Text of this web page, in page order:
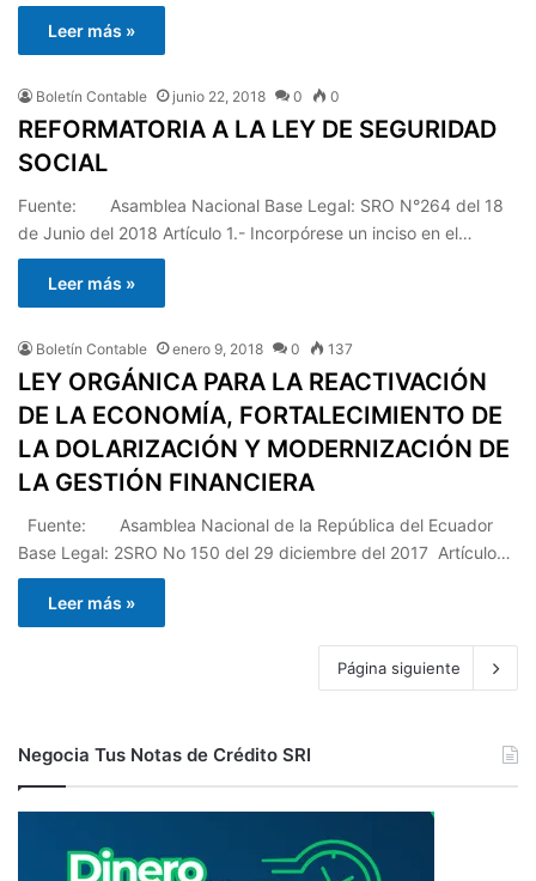
Leer más »
Boletín Contable junio 22, 2018 0 0
REFORMATORIA A LA LEY DE SEGURIDAD
SOCIAL
Fuente: Asamblea Nacional Base Legal: SRO N°264 del 18
de Junio del 2018 Artículo 1.- Incorpórese un inciso en el…
Leer más »
Boletín Contable enero 9, 2018 0 137
LEY ORGÁNICA PARA LA REACTIVACIÓN
DE LA ECONOMÍA, FORTALECIMIENTO DE
LA DOLARIZACIÓN Y MODERNIZACIÓN DE
LA GESTIÓN FINANCIERA
Fuente: Asamblea Nacional de la República del Ecuador
Base Legal: 2SRO No 150 del 29 diciembre del 2017 Artículo…
Leer más »
Página siguiente
Negocia Tus Notas de Crédito SRI